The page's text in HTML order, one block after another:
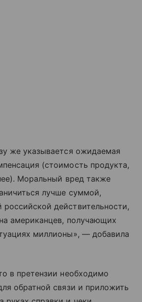
же указывается ожидаемая
(стоимость продукта,
Моральный вред также
лучше суммой,
действительности,
американцев, получающих
миллионы», — добавила
в претензии необходимо
обратной связи и приложить